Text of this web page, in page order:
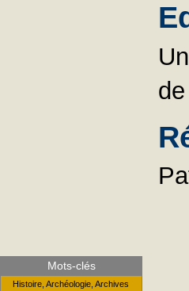
Mots-clés
Histoire, Archéologie, Archives